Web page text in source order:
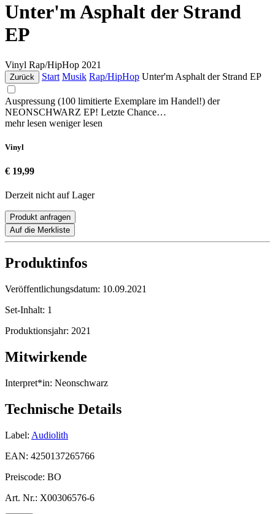
Unter'm Asphalt der Strand
EP
Vinyl Rap/HipHop 2021
Zurück Start Musik Rap/HipHop Unter'm Asphalt der Strand EP
Auspressung (100 limitierte Exemplare im Handel!) der
NEONSCHWARZ EP! Letzte Chance…
mehr lesen weniger lesen
Vinyl
€ 19,99
Derzeit nicht auf Lager
Produkt anfragen
Auf die Merkliste
Produktinfos
Veröffentlichungsdatum: 10.09.2021
Set-Inhalt: 1
Produktionsjahr: 2021
Mitwirkende
Interpret*in: Neonschwarz
Technische Details
Label: Audiolith
EAN: 4250137265766
Preiscode: BO
Art. Nr.: X00306576-6